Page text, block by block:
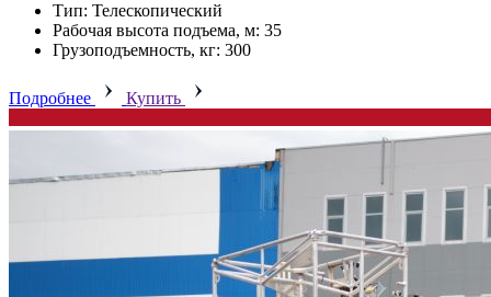
Тип: Телескопический
Рабочая высота подъема, м: 35
Грузоподъемность, кг: 300
Подробнее Купить